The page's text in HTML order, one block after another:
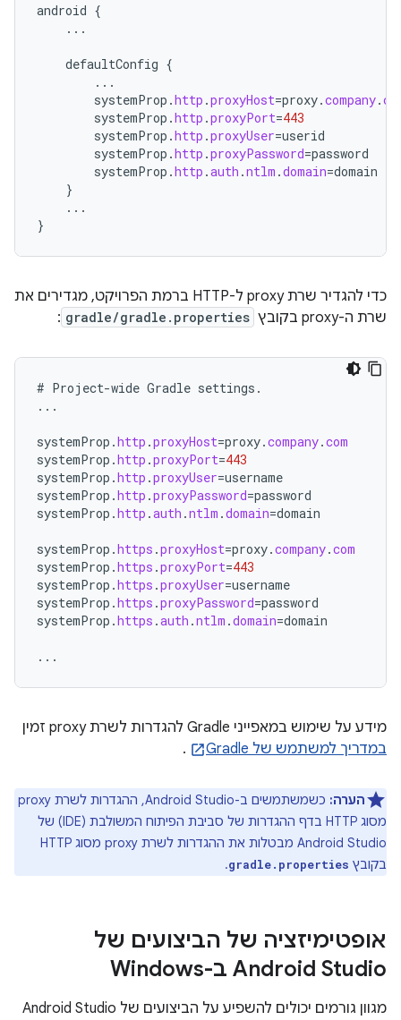
android {
...
defaultConfig {
...
systemProp .http .proxyHost=proxy.company.
systemProp .http .proxyPort=443
systemProp .http .proxyUser=userid
systemProp .http .proxyPassword=password
systemProp .http .auth .ntlm .domain=domain
}
...
}
כדי להגדיר שרת proxy ל-HTTP ברמת הפרויקט, מגדירים את
שרת ה-proxy בקובץ
gradle/gradle.properties
:
# Project-wide Gradle settings .
...
systemProp .http .proxyHost=proxy.company.com
systemProp .http .proxyPort=443
systemProp .http .proxyUser=username
systemProp .http .proxyPassword=password
systemProp .http .auth .ntlm .domain=domain
systemProp .https .proxyHost=proxy.company.com
systemProp .https .proxyPort=443
systemProp .https .proxyUser=username
systemProp .https .proxyPassword=password
systemProp .https .auth .ntlm .domain=domain
...
מידע על שימוש במאפייני Gradle להגדרות לשרת proxy זמין
במדריך למשתמש של Gradle
.
הערה:
כשמשתמשים ב-Android Studio, ההגדרות לשרת proxy
מסוג HTTP בדף ההגדרות של סביבת הפיתוח המשולבת (IDE) של
Android Studio מבטלות את ההגדרות לשרת proxy מסוג HTTP
בקובץ gradle.properties
.
אופטימיזציה של הביצועים של
Android Studio ב-Windows
מגוון גורמים יכולים להשפיע על הביצועים של Android Studio